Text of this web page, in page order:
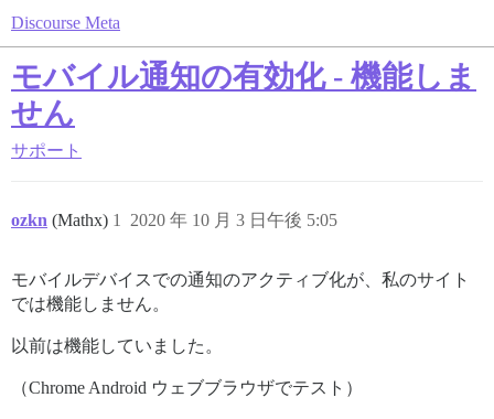
Discourse Meta
モバイル通知の有効化 - 機能しま
せん
サポート
ozkn (Mathx) 2020 年 10 月 3 日午後 5:05
1
モバイルデバイスでの通知のアクティブ化が、私のサイト
では機能しません。
以前は機能していました。
（Chrome Android ウェブブラウザでテスト）